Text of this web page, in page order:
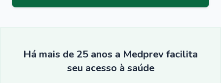
Há mais de 25 anos a Medprev facilita
seu acesso à saúde